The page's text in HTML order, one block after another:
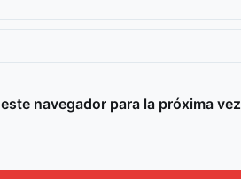
navegador para la próxima vez